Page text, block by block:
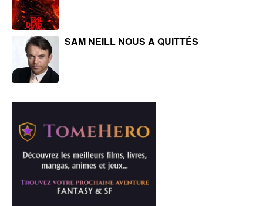
SAM NEILL NOUS A QUITTÉS